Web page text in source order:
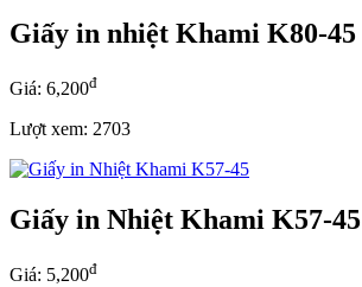
Giấy in nhiệt Khami K80-45
Giá: 6,200đ
Lượt xem: 2703
Giấy in Nhiệt Khami K57-45
Giá: 5,200đ